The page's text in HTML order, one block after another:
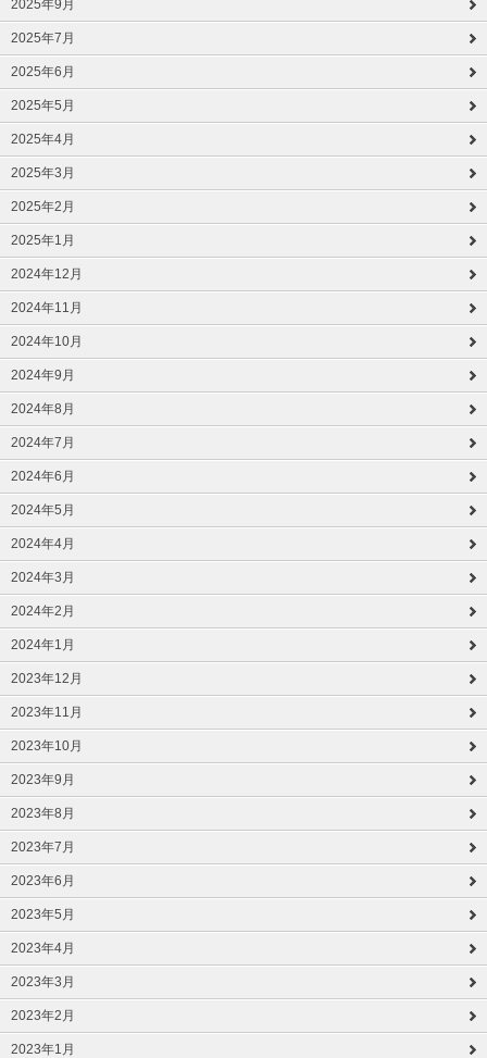
2025年9月
2025年7月
2025年6月
2025年5月
2025年4月
2025年3月
2025年2月
2025年1月
2024年12月
2024年11月
2024年10月
2024年9月
2024年8月
2024年7月
2024年6月
2024年5月
2024年4月
2024年3月
2024年2月
2024年1月
2023年12月
2023年11月
2023年10月
2023年9月
2023年8月
2023年7月
2023年6月
2023年5月
2023年4月
2023年3月
2023年2月
2023年1月